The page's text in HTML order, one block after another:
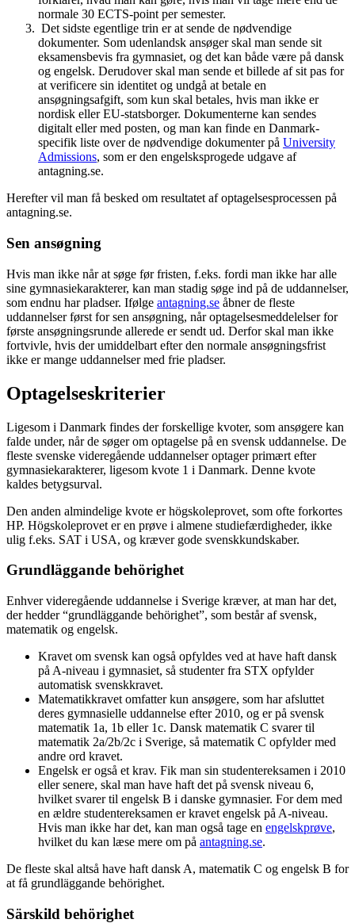
normale 30 ECTS-point per semester.
Det sidste egentlige trin er at sende de nødvendige
dokumenter. Som udenlandsk ansøger skal man sende sit
eksamensbevis fra gymnasiet, og det kan både være på dansk
og engelsk. Derudover skal man sende et billede af sit pas for
at verificere sin identitet og undgå at betale en
ansøgningsafgift, som kun skal betales, hvis man ikke er
nordisk eller EU-statsborger. Dokumenterne kan sendes
digitalt eller med posten, og man kan finde en Danmark-
specifik liste over de nødvendige dokumenter på University
Admissions, som er den engelsksprogede udgave af
antagning.se.
Herefter vil man få besked om resultatet af optagelsesprocessen på
antagning.se.
Sen ansøgning
Hvis man ikke når at søge før fristen, f.eks. fordi man ikke har alle
sine gymnasiekarakterer, kan man stadig søge ind på de uddannelser,
som endnu har pladser. Ifølge antagning.se åbner de fleste
uddannelser først for sen ansøgning, når optagelsesmeddelelser for
første ansøgningsrunde allerede er sendt ud. Derfor skal man ikke
fortvivle, hvis der umiddelbart efter den normale ansøgningsfrist
ikke er mange uddannelser med frie pladser.
Optagelseskriterier
Ligesom i Danmark findes der forskellige kvoter, som ansøgere kan
falde under, når de søger om optagelse på en svensk uddannelse. De
fleste svenske videregående uddannelser optager primært efter
gymnasiekarakterer, ligesom kvote 1 i Danmark. Denne kvote
kaldes betygsurval.
Den anden almindelige kvote er högskoleprovet, som ofte forkortes
HP. Högskoleprovet er en prøve i almene studiefærdigheder, ikke
ulig f.eks. SAT i USA, og kræver gode svenskkundskaber.
Grundläggande behörighet
Enhver videregående uddannelse i Sverige kræver, at man har det,
der hedder “grundläggande behörighet”, som består af svensk,
matematik og engelsk.
Kravet om svensk kan også opfyldes ved at have haft dansk
på A-niveau i gymnasiet, så studenter fra STX opfylder
automatisk svenskkravet.
Matematikkravet omfatter kun ansøgere, som har afsluttet
deres gymnasielle uddannelse efter 2010, og er på svensk
matematik 1a, 1b eller 1c. Dansk matematik C svarer til
matematik 2a/2b/2c i Sverige, så matematik C opfylder med
andre ord kravet.
Engelsk er også et krav. Fik man sin studentereksamen i 2010
eller senere, skal man have haft det på svensk niveau 6,
hvilket svarer til engelsk B i danske gymnasier. For dem med
en ældre studentereksamen er kravet engelsk på A-niveau.
Hvis man ikke har det, kan man også tage en engelskprøve,
hvilket du kan læse mere om på antagning.se.
De fleste skal altså have haft dansk A, matematik C og engelsk B for
at få grundläggande behörighet.
Särskild behörighet